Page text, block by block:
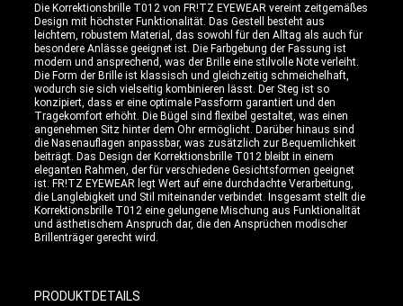
Die Korrektionsbrille T012 von FR!TZ EYEWEAR vereint zeitgemäßes
Design mit höchster Funktionalität. Das Gestell besteht aus
leichtem, robustem Material, das sowohl für den Alltag als auch für
besondere Anlässe geeignet ist. Die Farbgebung der Fassung ist
modern und ansprechend, was der Brille eine stilvolle Note verleiht.
Die Form der Brille ist klassisch und gleichzeitig schmeichelhaft,
wodurch sie sich vielseitig kombinieren lässt. Der Steg ist so
konzipiert, dass er eine optimale Passform garantiert und den
Tragekomfort erhöht. Die Bügel sind flexibel gestaltet, was einen
angenehmen Sitz hinter dem Ohr ermöglicht. Darüber hinaus sind
die Nasenauflagen anpassbar, was zusätzlich zur Bequemlichkeit
beiträgt. Das Design der Korrektionsbrille T012 bleibt in einem
eleganten Rahmen, der für verschiedene Gesichtsformen geeignet
ist. FR!TZ EYEWEAR legt Wert auf eine durchdachte Verarbeitung,
die Langlebigkeit und Stil miteinander verbindet. Insgesamt stellt die
Korrektionsbrille T012 eine gelungene Mischung aus Funktionalität
und ästhetischem Anspruch dar, die den Ansprüchen modischer
Brillenträger gerecht wird.
PRODUKTDETAILS